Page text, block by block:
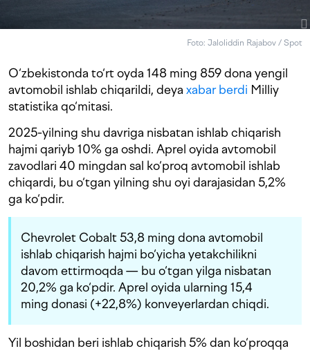
Foto: Jaloliddin Rajabov / Spot
O‘zbekistonda to‘rt oyda 148 ming 859 dona yengil
avtomobil ishlab chiqarildi, deya xabar berdi Milliy
statistika qo‘mitasi.
2025-yilning shu davriga nisbatan ishlab chiqarish
hajmi qariyb 10% ga oshdi. Aprel oyida avtomobil
zavodlari 40 mingdan sal ko‘proq avtomobil ishlab
chiqardi, bu o‘tgan yilning shu oyi darajasidan 5,2%
ga ko‘pdir.
Chevrolet Cobalt 53,8 ming dona avtomobil
ishlab chiqarish hajmi bo‘yicha yetakchilikni
davom ettirmoqda — bu o‘tgan yilga nisbatan
20,2% ga ko‘pdir. Aprel oyida ularning 15,4
ming donasi (+22,8%) konveyerlardan chiqdi.
Yil boshidan beri ishlab chiqarish 5% dan ko‘proqqa